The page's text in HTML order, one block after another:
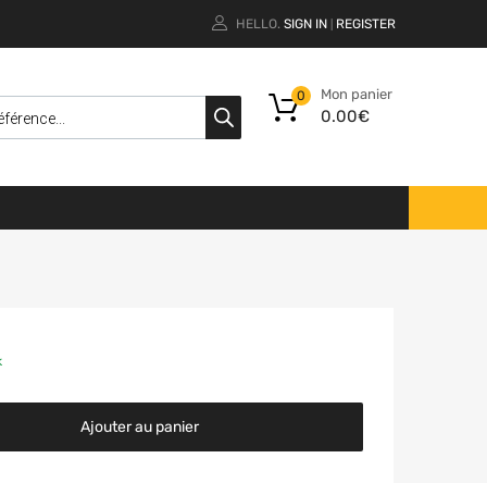
HELLO. SIGN IN REGISTER
Mon panier
0.00€
0
Ajouter au panier